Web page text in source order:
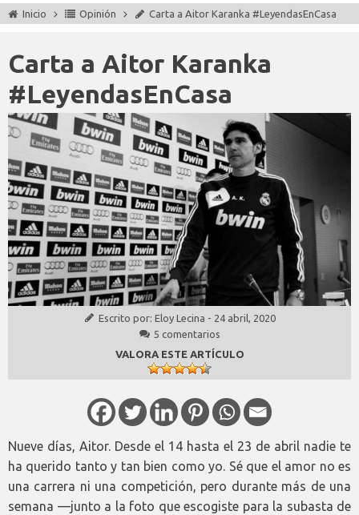
Inicio Opinión Carta a Aitor Karanka #LeyendasEnCasa
Carta a Aitor Karanka
#LeyendasEnCasa
Escrito por: Eloy Lecina - 24 abril, 2020
5 comentarios
VALORA ESTE ARTÍCULO
Nueve días, Aitor. Desde el 14 hasta el 23 de abril nadie te
ha querido tanto y tan bien como yo. Sé que el amor no es
una carrera ni una competición, pero durante más de una
semana —junto a la foto que escogiste para la subasta de